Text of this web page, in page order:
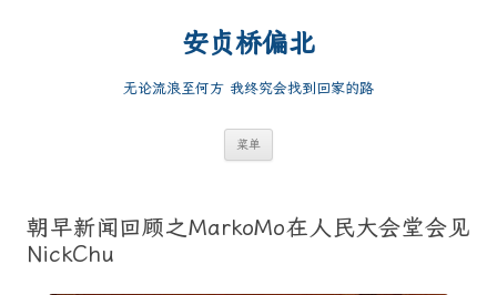
安贞桥偏北
无论流浪至何方 我终究会找到回家的路
菜单
朝早新闻回顾之MarkoMo在人民大会堂会见
NickChu